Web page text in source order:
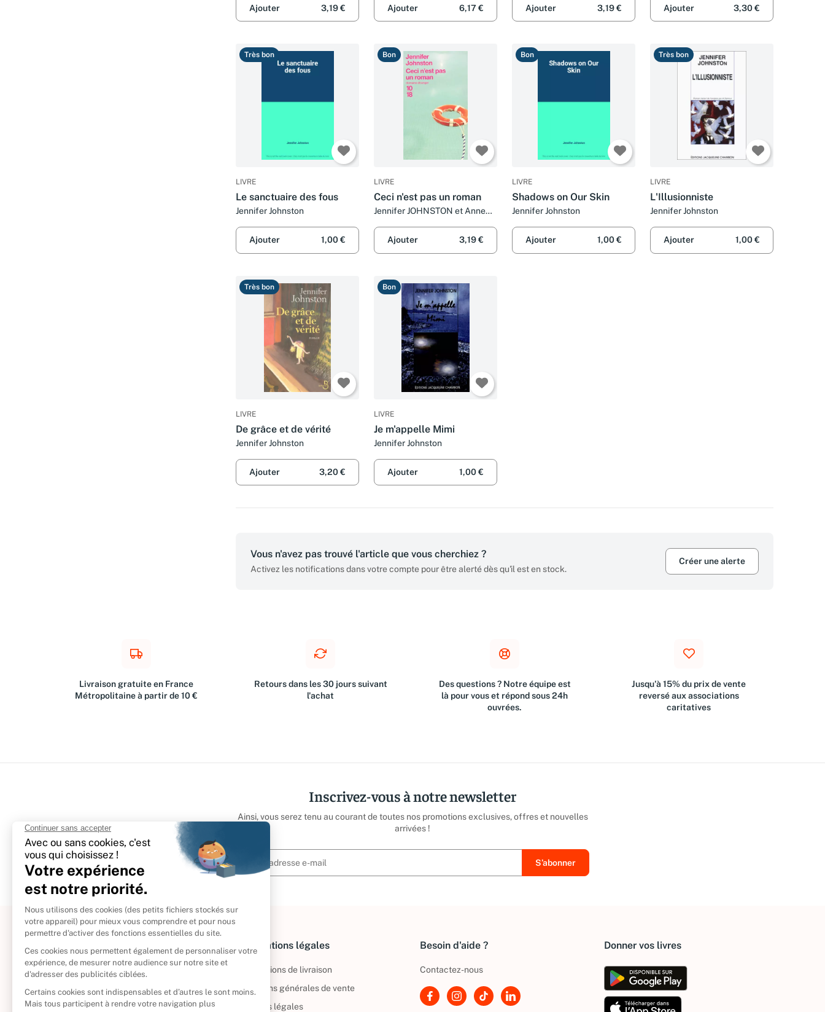
Ajouter 3,19 € Ajouter 6,17 € Ajouter 3,19 € Ajouter 3,30 €
Très bon
LIVRE
Le sanctuaire des fous
Jennifer Johnston
Ajouter 1,00 €
Bon
LIVRE
Ceci n'est pas un roman
Jennifer JOHNSTON et Anne
Ajouter
3,19 €
Bon
LIVRE
Shadows on Our Skin
Jennifer Johnston
Ajouter 1,00 €
Très bon
LIVRE
L'Illusionniste
Jennifer Johnston
Ajouter 1,00 €
Très bon
LIVRE
De grâce et de vérité
Jennifer Johnston
Ajouter 3,20 €
Bon
LIVRE
Je m'appelle Mimi
Jennifer Johnston
Ajouter 1,00 €
Vous n'avez pas trouvé l'article que vous cherchiez ?
Activez les notifications dans votre compte pour être alerté dès qu'il est en stock.
Créer une alerte
Livraison gratuite en France
Métropolitaine à partir de 10 €
Retours dans les 30 jours suivant
l'achat
Des questions ? Notre équipe est
là pour vous et répond sous 24h
ouvrées.
Jusqu'à 15% du prix de vente
reversé aux associations
caritatives
Inscrivez-vous à notre newsletter
Ainsi, vous serez tenu au courant de toutes nos promotions exclusives, offres et nouvelles
arrivées !
À propos
Politique de retour
Reprendre vos livres
Qui sommes-nous ?
Informations légales
Informations de livraison
Conditions générales de vente
Mentions légales
Besoin d'aide ?
Contactez-nous
Donner vos livres